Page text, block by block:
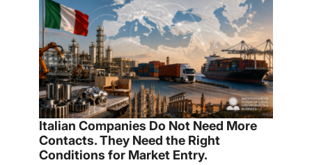
Italian Companies Do Not Need More
Contacts. They Need the Right
Conditions for Market Entry.